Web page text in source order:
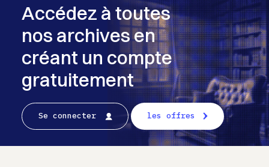
Accédez à toutes
nos archives en
créant un compte
gratuitement
Se connecter les offres